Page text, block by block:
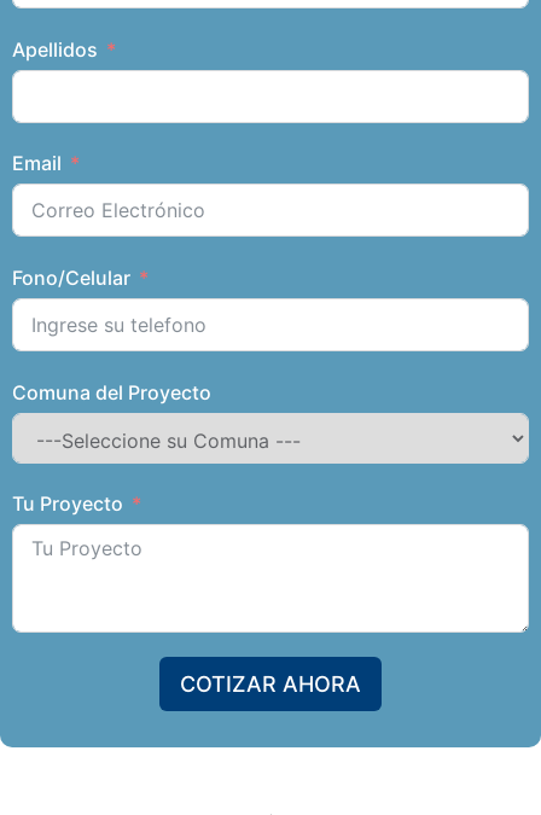
Apellidos
Email
Fono/Celular
Comuna del Proyecto
Tu Proyecto
COTIZAR AHORA